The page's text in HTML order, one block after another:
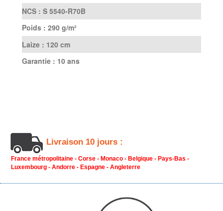
NCS : S 5540-R70B
Poids : 290 g/m²
Laize : 120 cm
Garantie : 10 ans
Livraison 10 jours :
France métropolitaine - Corse - Monaco - Belgique - Pays-Bas -
Luxembourg - Andorre - Espagne - Angleterre